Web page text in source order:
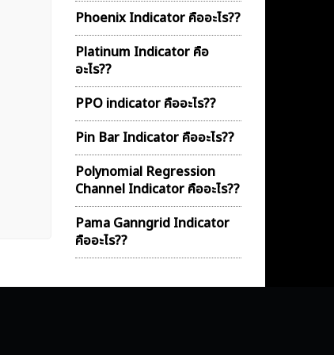
Phoenix Indicator คืออะไร??
Platinum Indicator คือ
อะไร??
PPO indicator คืออะไร??
Pin Bar Indicator คืออะไร??
Polynomial Regression
Channel Indicator คืออะไร??
Pama Ganngrid Indicator
คืออะไร??